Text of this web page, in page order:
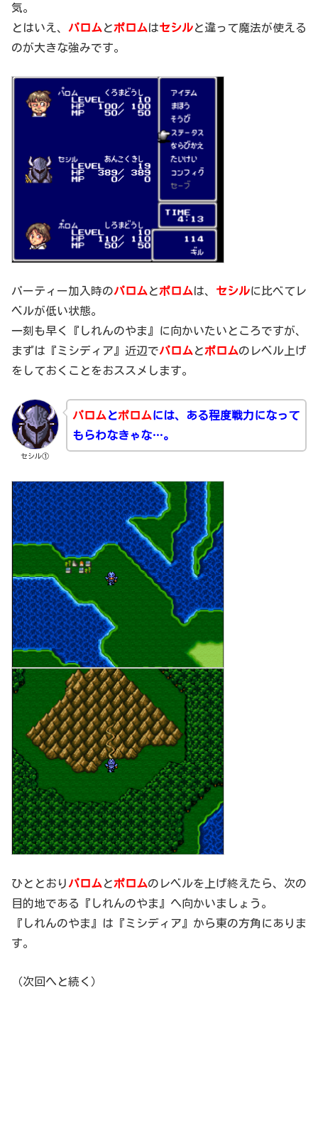
気。
とはいえ、 パロム とポロムはセシルと違って魔法が使える
のが大きな強みです。
パーティー加入時のパロムとポロムは、 セシルに比べてレ
ベルが低い状態。
一刻も早く『しれんのやま』に向かいたいところですが、
まずは『ミシディア』近辺でパロムとポロムのレベル上げ
をしておくことをおススメします。
セシル①
パロム とポロムには、ある程度戦力になって
もらわなきゃな…。
ひととおり パロム とポロムのレベルを上げ終えたら、次の
目的地である『しれんのやま』へ向かいましょう。
『しれんのやま』は『ミシディア』から東の方角にありま
す。
（次回へと続く）